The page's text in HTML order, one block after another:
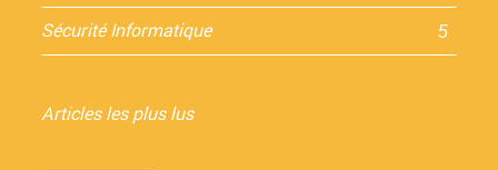
Sécurité Informatique 5
Articles les plus lus